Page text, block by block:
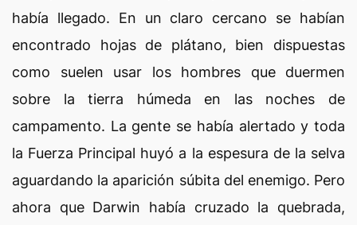
había llegado. En un claro cercano se habían
encontrado hojas de plátano, bien dispuestas
como suelen usar los hombres que duermen
sobre la tierra húmeda en las noches de
campamento. La gente se había alertado y toda
la Fuerza Principal huyó a la espesura de la selva
aguardando la aparición súbita del enemigo. Pero
ahora que Darwin había cruzado la quebrada,